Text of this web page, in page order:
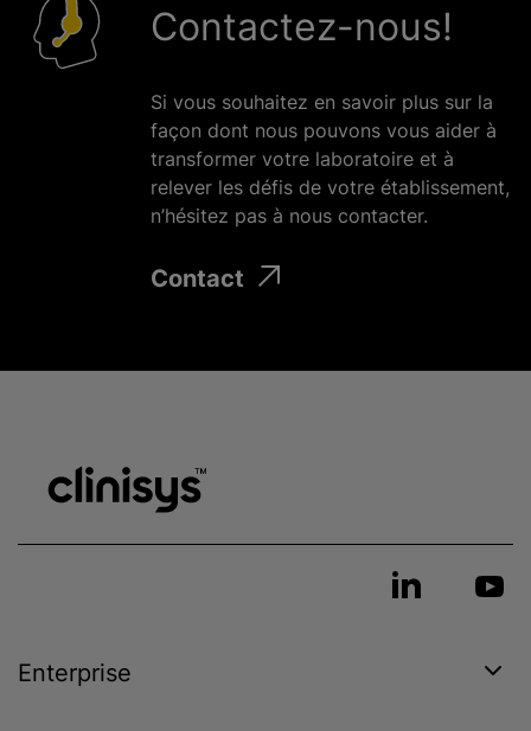
Contactez-nous!
Si vous souhaitez en savoir plus sur la
façon dont nous pouvons vous aider à
transformer votre laboratoire et à
relever les défis de votre établissement,
n’hésitez pas à nous contacter.
Contact
Enterprise